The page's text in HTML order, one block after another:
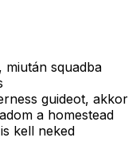
miután squadba
guideot, akkor
a homestead
kell neked